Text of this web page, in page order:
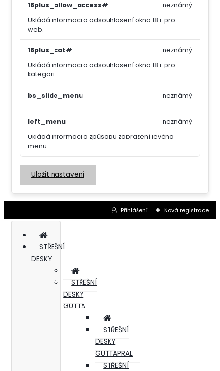
18plus_allow_access#
Ukládá informaci o odsouhlasení okna 18+ pro
web.
neznámý
18plus_cat#
Ukládá informaci o odsouhlasení okna 18+ pro
kategorii.
neznámý
bs_slide_menu neznámý
left_menu
Ukládá informaci o způsobu zobrazení levého
menu.
neznámý
Uložit nastavení
Přihlášení Nová registrace
STŘEŠNÍ
DESKY
STŘEŠNÍ
DESKY
GUTTA
STŘEŠNÍ
DESKY
GUTTAPRAL
STŘEŠNÍ